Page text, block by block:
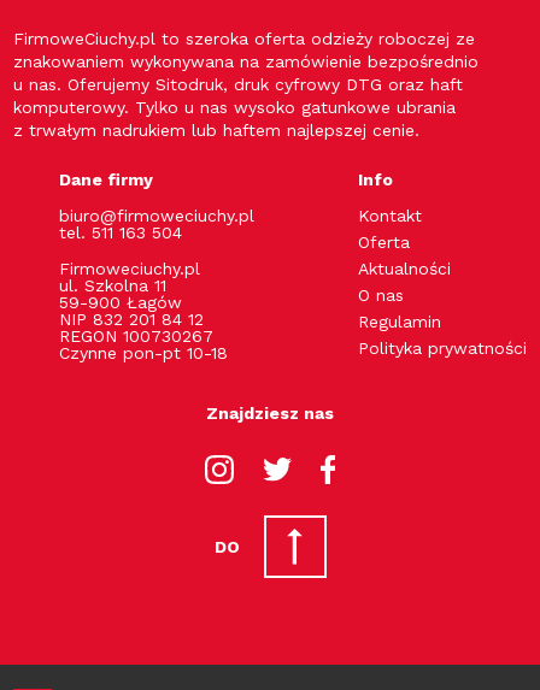
FirmoweCiuchy.pl to szeroka oferta odzieży roboczej ze
znakowaniem wykonywana na zamówienie bezpośrednio
u nas. Oferujemy Sitodruk, druk cyfrowy DTG oraz haft
komputerowy. Tylko u nas wysoko gatunkowe ubrania
z trwałym nadrukiem lub haftem najlepszej cenie.
Dane firmy
biuro@firmoweciuchy.pl
tel. 511 163 504
Firmoweciuchy.pl
ul. Szkolna 11
59-900 Łagów
NIP 832 201 84 12
REGON 100730267
Czynne pon-pt 10-18
Info
Kontakt
Oferta
Aktualności
O nas
Regulamin
Polityka prywatności
Znajdziesz nas
DO